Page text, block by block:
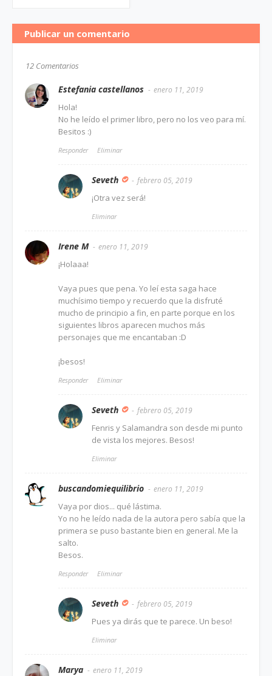
Publicar un comentario
12 Comentarios
Estefania castellanos enero 11, 2019
Hola!
No he leído el primer libro, pero no los veo para mí.
Besitos :)
Responder Eliminar
Seveth febrero 05, 2019
¡Otra vez será!
Eliminar
Irene M enero 11, 2019
¡Holaaa!
Vaya pues que pena. Yo leí esta saga hace
muchísimo tiempo y recuerdo que la disfruté
mucho de principio a fin, en parte porque en los
siguientes libros aparecen muchos más
personajes que me encantaban :D
¡besos!
Responder Eliminar
Seveth febrero 05, 2019
Fenris y Salamandra son desde mi punto
de vista los mejores. Besos!
Eliminar
buscandomiequilibrio enero 11, 2019
Vaya por dios... qué lástima.
Yo no he leído nada de la autora pero sabía que la
primera se puso bastante bien en general. Me la
salto.
Besos.
Responder Eliminar
Seveth febrero 05, 2019
Pues ya dirás que te parece. Un beso!
Eliminar
Marya enero 11, 2019